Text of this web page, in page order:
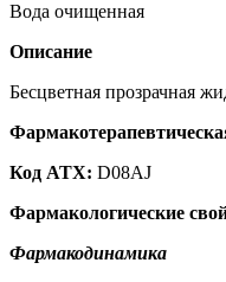
Вода
Описание
Бесцветная прозрачная
Код АТХ: D08AJ
Фармакологические
Фармакодинамика